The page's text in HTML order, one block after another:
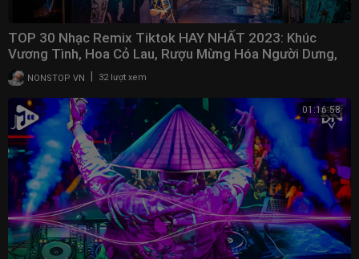
TOP 30 Nhạc Remix Tiktok HAY NHẤT 2023: Khúc
Vương Tình, Hoa Cỏ Lau, Rượu Mừng Hóa Người Dưng,
Gió NONSTOP VN 32 lượt xem
01:16:58